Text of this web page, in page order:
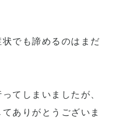
でも諦めるのはまだ
てしまいましたが、
ありがとうございま